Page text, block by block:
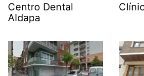
Centro Dental
Aldapa